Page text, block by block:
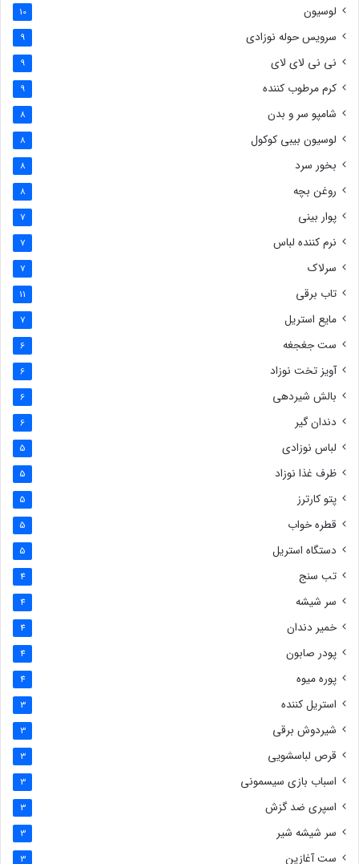
لوسیون 10
سرویس حوله نوزادی 9
نی نی لای لای 9
کرم مرطوب کننده 9
شامپو سر و بدن 8
لوسیون بیبی کوکول 8
بخور سرد 8
روغن بچه 8
پوار بینی 7
نرم کننده لباس 7
سرلاک 7
تاب برقی 11
مایع استریل 7
ست جغجغه 6
آویز تخت نوزاد 6
بالش شیردهی 6
دندان گیر 6
لباس نوزادی 5
ظرف غذا نوزاد 5
پتو کارترز 5
قطره خواب 5
دستگاه استریل 5
تب سنج 4
سر شیشه 4
خمیر دندان 4
پودر صابون 4
پوره میوه 4
استریل کننده 3
شیردوش برقی 3
قرص لباسشویی 3
اسباب بازی سیسمونی 3
اسپری ضد گزش 3
سر شیشه شیر 3
ست آغازین 3